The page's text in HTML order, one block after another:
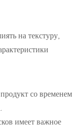
на текстуру,
со временем
имеет важное